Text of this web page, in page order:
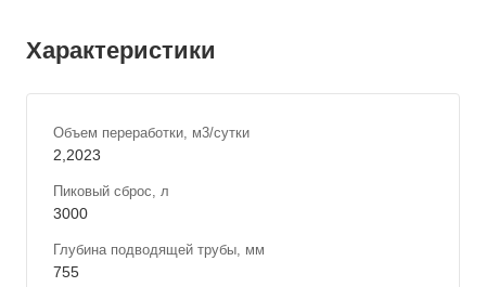
Характеристики
Объем переработки, м3/сутки
2,2023
Пиковый сброс, л
3000
Глубина подводящей трубы, мм
755